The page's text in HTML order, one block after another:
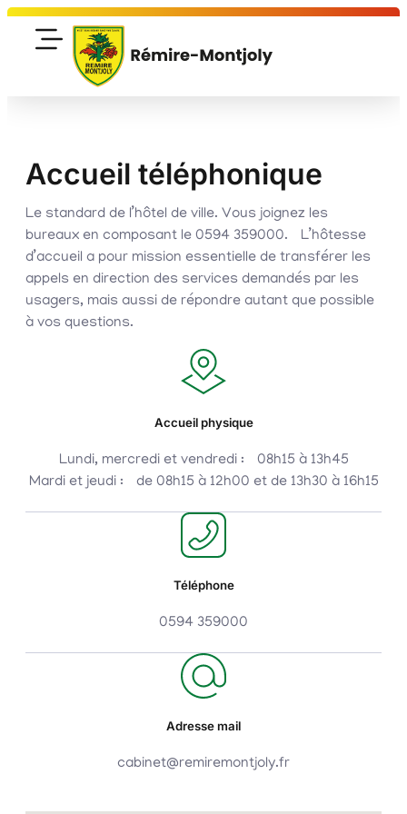
contenu
Accueil téléphonique
Le standard de l’hôtel de ville. Vous joignez les
bureaux en composant le 0594 359000. L’hôtesse
d’accueil a pour mission essentielle de transférer les
appels en direction des services demandés par les
usagers, mais aussi de répondre autant que possible
à vos questions.
Accueil physique
Lundi, mercredi et vendredi : 08h15 à 13h45
Mardi et jeudi : de 08h15 à 12h00 et de 13h30 à 16h15
Téléphone
0594 359000
Adresse mail
cabinet@remiremontjoly.fr